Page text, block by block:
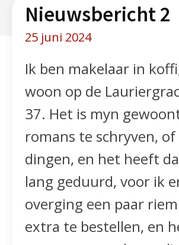
Nieuwsbericht 2
25 juni 2024
Ik ben makelaar in
woon op de
37. Het is myn
romans te schryven, of
dingen, en het heeft
lang geduurd, voor ik
overging een paar
extra te bestellen, en